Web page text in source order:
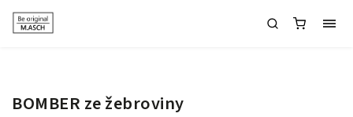
BOMBER ze žebroviny